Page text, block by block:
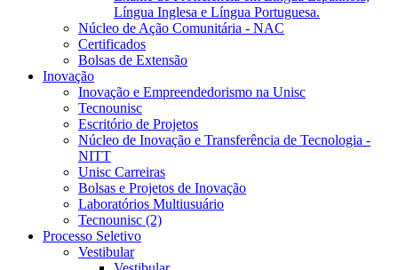
Língua Inglesa e Língua Portuguesa.
Núcleo de Ação Comunitária - NAC
Certificados
Bolsas de Extensão
Inovação
Inovação e Empreendedorismo na Unisc
Tecnounisc
Escritório de Projetos
Núcleo de Inovação e Transferência de Tecnologia -
NITT
Unisc Carreiras
Bolsas e Projetos de Inovação
Laboratórios Multiusuário
Tecnounisc (2)
Processo Seletivo
Vestibular